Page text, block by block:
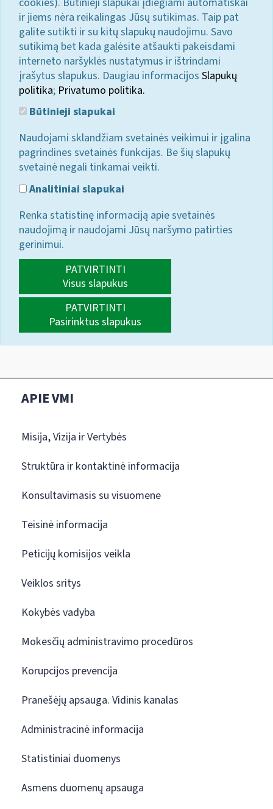
ir jiems nėra reikalingas Jūsų sutikimas. Taip pat
galite sutikti ir su kitų slapukų naudojimu. Savo
sutikimą bet kada galėsite atšaukti pakeisdami
interneto naršyklės nustatymus ir ištrindami
įrašytus slapukus. Daugiau informacijos Slapukų
politika; Privatumo politika.
Būtinieji slapukai
Naudojami sklandžiam svetainės veikimui ir įgalina
pagrindines svetainės funkcijas. Be šių slapukų
svetainė negali tinkamai veikti.
Analitiniai slapukai
Renka statistinę informaciją apie svetainės
naudojimą ir naudojami Jūsų naršymo patirties
gerinimui.
PATVIRTINTI
Visus slapukus
PATVIRTINTI
Pasirinktus slapukus
APIE VMI
Misija, Vizija ir Vertybės
Struktūra ir kontaktinė informacija
Konsultavimasis su visuomene
Teisinė informacija
Peticijų komisijos veikla
Veiklos sritys
Kokybės vadyba
Mokesčių administravimo procedūros
Korupcijos prevencija
Pranešėjų apsauga. Vidinis kanalas
Administracinė informacija
Statistiniai duomenys
Asmens duomenų apsauga